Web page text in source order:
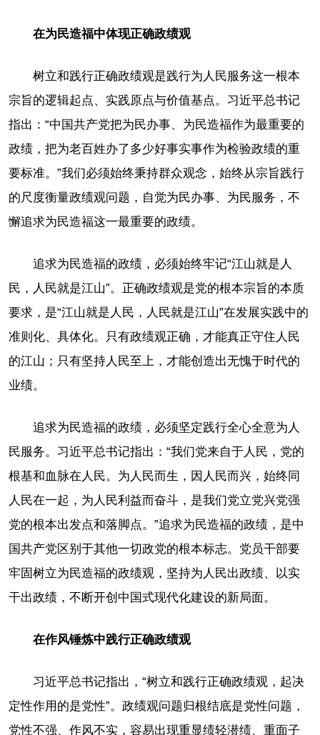
在为民造福中体现正确政绩观
树立和践行正确政绩观是践行为人民服务这一根本
宗旨的逻辑起点、实践原点与价值基点。习近平总书记
指出：“中国共产党把为民办事、为民造福作为最重要的
政绩，把为老百姓办了多少好事实事作为检验政绩的重
要标准。”我们必须始终秉持群众观念，始终从宗旨践行
的尺度衡量政绩观问题，自觉为民办事、为民服务，不
懈追求为民造福这一最重要的政绩。
追求为民造福的政绩，必须始终牢记“江山就是人
民，人民就是江山”。正确政绩观是党的根本宗旨的本质
要求，是“江山就是人民，人民就是江山”在发展实践中的
准则化、具体化。只有政绩观正确，才能真正守住人民
的江山；只有坚持人民至上，才能创造出无愧于时代的
业绩。
追求为民造福的政绩，必须坚定践行全心全意为人
民服务。习近平总书记指出：“我们党来自于人民，党的
根基和血脉在人民。为人民而生，因人民而兴，始终同
人民在一起，为人民利益而奋斗，是我们党立党兴党强
党的根本出发点和落脚点。”追求为民造福的政绩，是中
国共产党区别于其他一切政党的根本标志。党员干部要
牢固树立为民造福的政绩观，坚持为人民出政绩、以实
干出政绩，不断开创中国式现代化建设的新局面。
在作风锤炼中践行正确政绩观
习近平总书记指出，“树立和践行正确政绩观，起决
定性作用的是党性”。政绩观问题归根结底是党性问题，
党性不强、作风不实，容易出现重显绩轻潜绩、重面子